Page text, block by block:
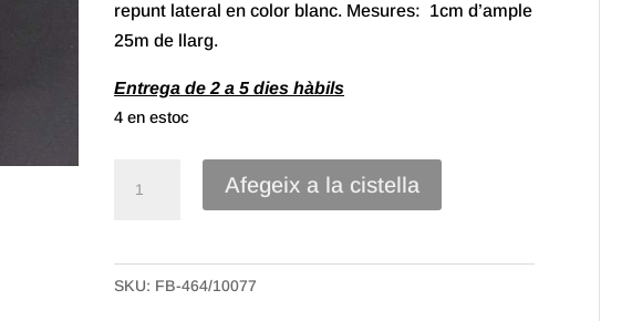
repunt lateral en color blanc. Mesures: 1cm d’ample
25m de llarg.
Entrega de 2 a 5 dies hàbils
4 en estoc
Grosgrain
de
Afegeix a la cistella
SKU: FB-464/10077